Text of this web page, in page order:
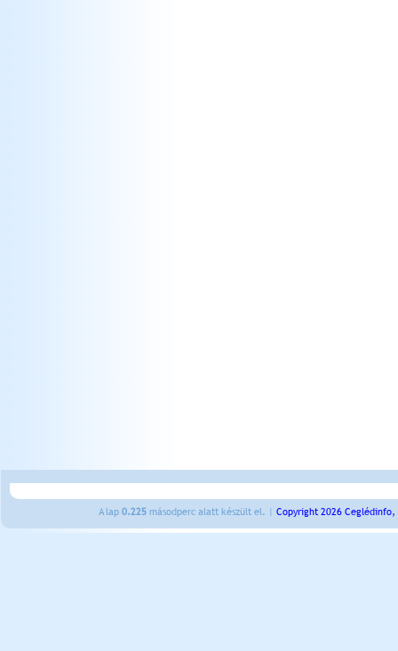
A lap 0.225 másodperc alatt készült el. | Copyright 2026